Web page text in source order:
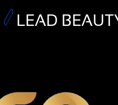
LEAD